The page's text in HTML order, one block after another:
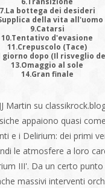
7.La bottega dei desideri
della vita all'uomo
9.Catarsi
10.Tentativo d'evasione
11.Crepuscolo (Tace)
dopo (Il risveglio
13.Omaggio al sole
14.Gran finale
Martin su
appaiono quasi
e i Delirium: dei primi
le atmosfere a loro
III'. Da un certo
massivi interventi